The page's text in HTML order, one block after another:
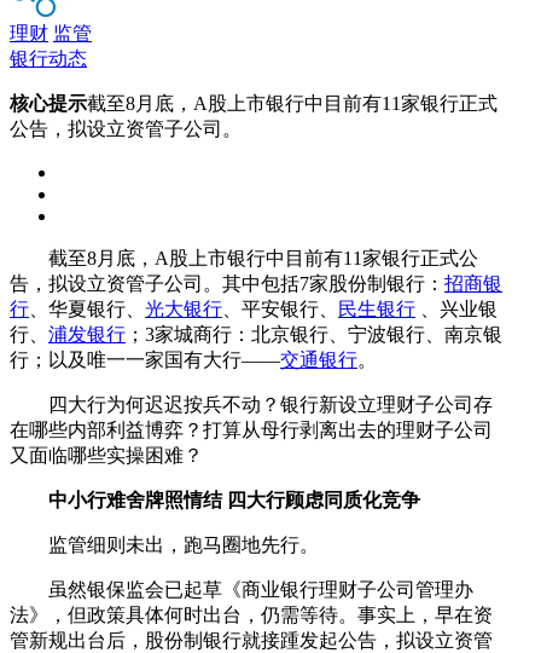
理财 监管
银行动态
核心提示截至8月底，A股上市银行中目前有11家银行正式
公告，拟设立资管子公司。
截至8月底，A股上市银行中目前有11家银行正式公
告，拟设立资管子公司。其中包括7家股份制银行： 招商银
行 、华夏银行、 光大银行 、平安银行、 民生银行 、兴业银
行、 浦发银行 ；3家城商行：北京银行、宁波银行、南京银
行；以及唯一一家国有大行——交通银行。
四大行为何迟迟按兵不动？银行新设立理财子公司存
在哪些内部利益博弈？打算从母行剥离出去的理财子公司
又面临哪些实操困难？
中小行难舍牌照情结 四大行顾虑同质化竞争
监管细则未出，跑马圈地先行。
虽然银保监会已起草《商业银行理财子公司管理办
法》，但政策具体何时出台，仍需等待。事实上，早在资
管新规出台后，股份制银行就接踵发起公告，拟设立资管